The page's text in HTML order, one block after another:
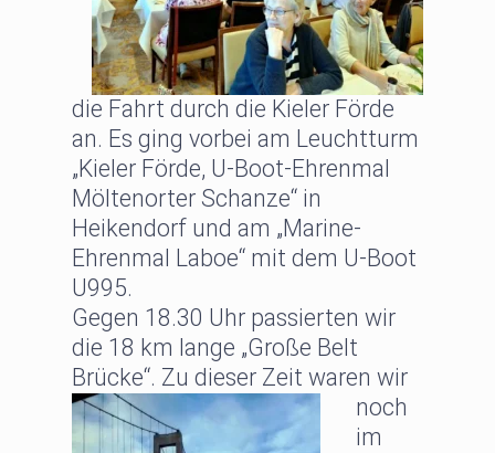
die Fahrt durch die Kieler Förde
an. Es ging vorbei am Leuchtturm
„Kieler Förde, U-Boot-Ehrenmal
Möltenorter Schanze“ in
Heikendorf und am „Marine-
Ehrenmal Laboe“ mit dem U-Boot
U995.
Gegen 18.30 Uhr passierten wir
die 18 km lange „Große Belt
Brücke“. Zu dieser Zeit waren wir
noch
im